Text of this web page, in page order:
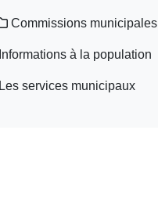
Commissions municipales
Informations à la population
Les services municipaux